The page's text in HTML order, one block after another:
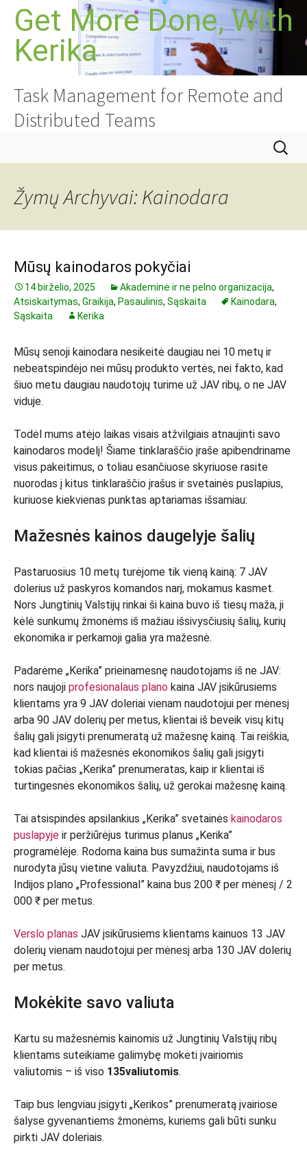
Pereiti
prie
turinio
Get More Done, With
Kerika
Task Management for Remote and
Distributed Teams
Ieškoti:
Žymų Archyvai: Kainodara
Mūsų kainodaros pokyčiai
14 birželio, 2025 Akademinė ir ne pelno organizacija,
Atsiskaitymas, Graikija, Pasaulinis, Sąskaita Kainodara,
Sąskaita
Kerika
Mūsų senoji kainodara nesikeitė daugiau nei 10 metų ir
nebeatspindėjo nei mūsų produkto vertės, nei fakto, kad
šiuo metu daugiau naudotojų turime už JAV ribų, o ne JAV
viduje.
Todėl mums atėjo laikas visais atžvilgiais atnaujinti savo
kainodaros modelį! Šiame tinklaraščio įraše apibendriname
visus pakeitimus, o toliau esančiuose skyriuose rasite
nuorodas į kitus tinklaraščio įrašus ir svetainės puslapius,
kuriuose kiekvienas punktas aptariamas išsamiau:
Mažesnės kainos daugelyje šalių
Pastaruosius 10 metų turėjome tik vieną kainą: 7 JAV
dolerius už paskyros komandos narį, mokamus kasmet.
Nors Jungtinių Valstijų rinkai ši kaina buvo iš tiesų maža, ji
kėlė sunkumų žmonėms iš mažiau išsivysčiusių šalių, kurių
ekonomika ir perkamoji galia yra mažesnė.
Padarėme „Kerika” prieinamesnę naudotojams iš ne JAV:
nors naujoji profesionalaus plano kaina JAV įsikūrusiems
klientams yra 9 JAV doleriai vienam naudotojui per mėnesį
arba 90 JAV dolerių per metus, klientai iš beveik visų kitų
šalių gali įsigyti prenumeratą už mažesnę kainą. Tai reiškia,
kad klientai iš mažesnės ekonomikos šalių gali įsigyti
tokias pačias „Kerika” prenumeratas, kaip ir klientai iš
turtingesnės ekonomikos šalių, už gerokai mažesnę kainą.
Tai atsispindės apsilankius „Kerika” svetainės kainodaros
puslapyje ir peržiūrėjus turimus planus „Kerika”
programėlėje. Rodoma kaina bus sumažinta suma ir bus
nurodyta jūsų vietine valiuta. Pavyzdžiui, naudotojams iš
Indijos plano „Professional” kaina bus 200 ₹ per mėnesį / 2
000 ₹ per metus.
Verslo planas JAV įsikūrusiems klientams kainuos 13 JAV
dolerių vienam naudotojui per mėnesį arba 130 JAV dolerių
per metus.
Mokėkite savo valiuta
Kartu su mažesnėmis kainomis už Jungtinių Valstijų ribų
klientams suteikiame galimybę mokėti įvairiomis
valiutomis – iš viso 135valiutomis.
Taip bus lengviau įsigyti „Kerikos” prenumeratą įvairiose
šalyse gyvenantiems žmonėms, kuriems gali būti sunku
pirkti JAV doleriais.